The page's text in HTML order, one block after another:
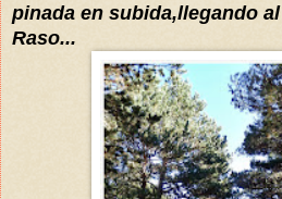
pinada en subida,llegando al
Raso...